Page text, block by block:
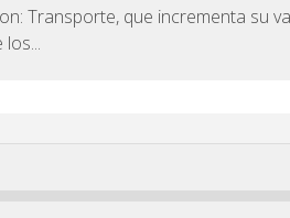
Transporte, que incrementa su